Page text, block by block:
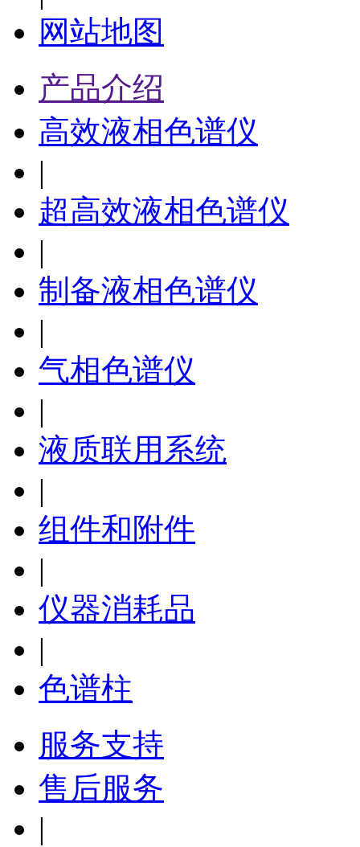
网站地图
产品介绍
高效液相色谱仪
|
超高效液相色谱仪
|
制备液相色谱仪
|
气相色谱仪
|
液质联用系统
|
组件和附件
|
仪器消耗品
|
色谱柱
服务支持
售后服务
|